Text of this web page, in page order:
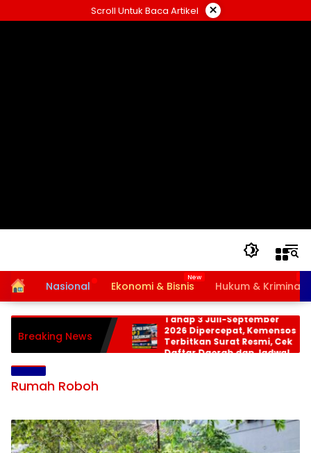
ke
Scroll Untuk Baca Artikel ×
HomeNasional Ekonomi & Bisnis Hukum & Kriminal
Breaking News
Bansos PKH dan BPNT
Tahap 3 Juli-September
2026 Dipercepat, Kemensos
Terbitkan Surat Resmi, Cek
Daftar Daerah dan Jadwal
Rumah Roboh